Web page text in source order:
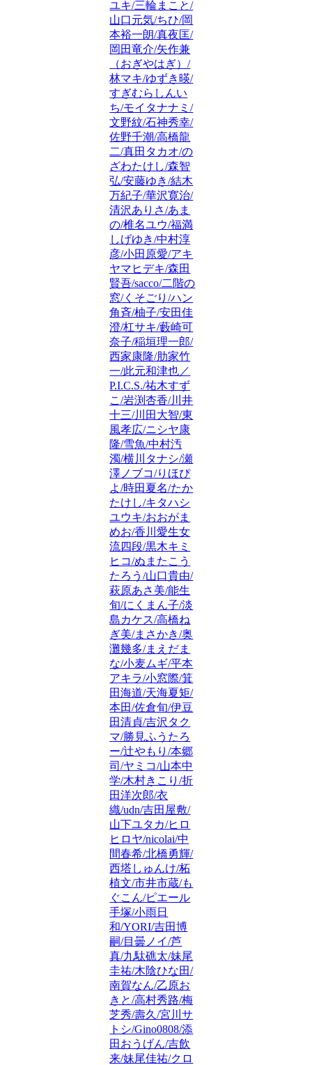
ユキ/三輪まこと/
山口元気/ちひ/岡
本裕一朗/真夜匡/
岡田竜介/矢作兼
（おぎやはぎ）/
林マキ/ゆずき暎/
すぎむらしんい
ち/モイタナナミ/
文野紋/石神秀幸/
佐野千潮/高橋龍
二/真田タカオ/の
ざわたけし/森智
弘/安藤ゆき/結木
万紀子/華沢寛治/
清沢ありさ/あま
の/椎名ユウ/福満
しげゆき/中村淳
彦/小田原愛/アキ
ヤマヒデキ/森田
賢吾/sacco/二階の
窓/くそごり/ハン
角斉/柚子/安田佳
澄/杠サキ/藪崎可
奈子/稲垣理一郎/
西家康隆/肋家竹
一/此元和津也／
P.I.C.S./祐木すず
こ/岩渕杏香/川井
十三/川田大智/東
風孝広/ニシヤ康
隆/雪魚/中村汚
濁/横川タナシ/瀬
澤ノブコ/りほぴ
よ/時田夏名/たか
たけし/キタハシ
ユウキ/おおがま
めお/香川愛生女
流四段/黒木キミ
ヒコ/ぬまたこう
たろう/山口貴由/
萩原あさ美/能生
旬/にくまん子/淡
島カケス/高橋ね
ぎ美/まさかき/奥
灘幾多/まえだま
な/小麦ムギ/平本
アキラ/小窓際/箕
田海道/天海夏矩/
本田/佐倉旬/伊豆
田清貞/吉沢タク
マ/勝見ふうたろ
ー/辻やもり/本郷
司/ヤミコ/山本中
学/木村きこり/折
田洋次郎/衣
織/udn/吉田屋敷/
山下ユタカ/ヒロ
ヒロヤ/nicolai/中
間春希/北橋勇輝/
西塔しゅんけ/柘
植文/市井市蔵/も
ぐこん/ピエール
手塚/小雨日
和/YORI/吉田博
嗣/目曇ノイ/芦
真/九駄礁太/妹尾
圭祐/木陰ひな田/
南賀なん/乙原お
きと/高村秀路/梅
芝秀/壽久/宮川サ
トシ/Gino0808/添
田おうげん/吉飲
来/妹尾佳祐/クロ